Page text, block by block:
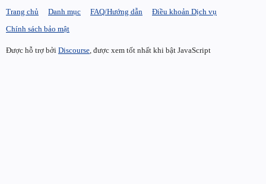
Trang chủ Danh mục FAQ/Hướng dẫn
Điều khoản Dịch vụ
Chính sách bảo mật
Được hỗ trợ bởi Discourse , được xem tốt nhất khi bật JavaScript